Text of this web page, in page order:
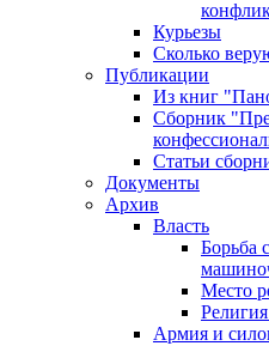
Курьезы
Сколько
Публикации
Из книг
Сборник
Статьи
Документы
Архив
Власть
Борьба
Место
Армия и